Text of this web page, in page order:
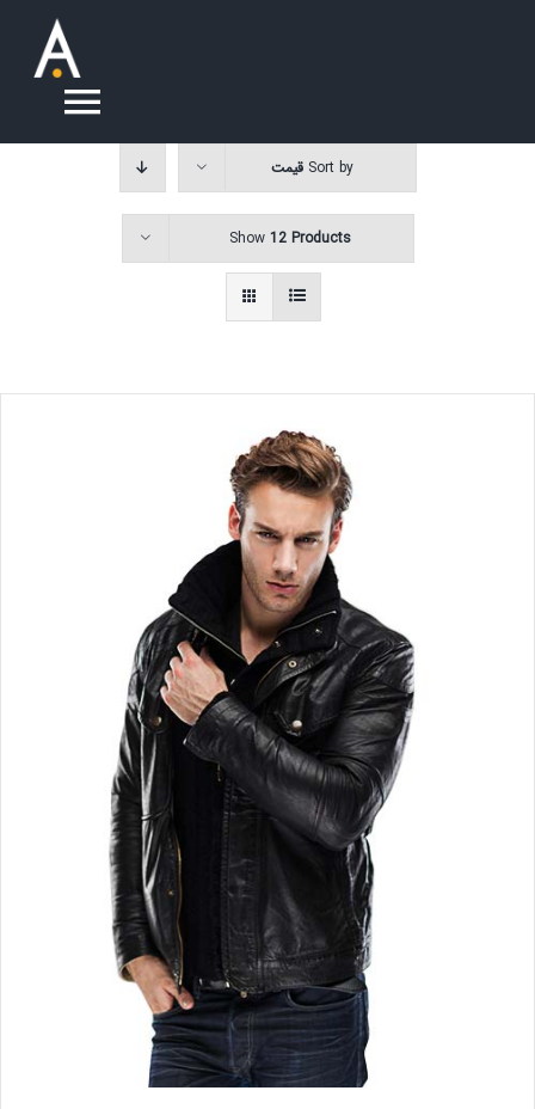
درباره ما
سوالات متداول
تماس با ما
Sort by قیمت
Show 12 Products